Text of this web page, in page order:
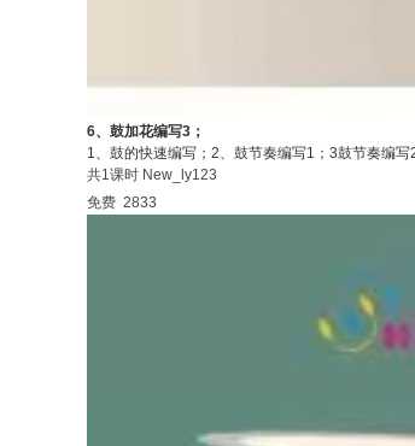
6、鼓加花编写3；
1、鼓的快速编写；2、鼓节奏编写1；3鼓节奏编
共1课时 New_ly123
免费 2833